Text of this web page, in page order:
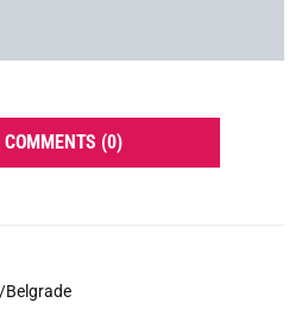
Belgrade
COMMENTS (0)